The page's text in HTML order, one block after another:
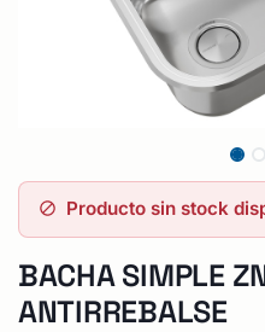
Producto sin stock
BACHA SIMPLE
ANTIRREBALSE